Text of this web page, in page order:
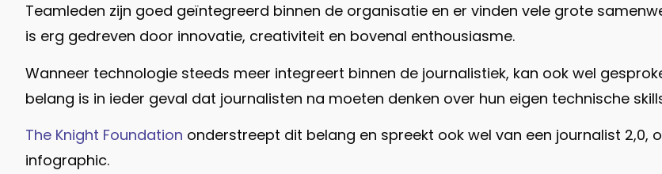
Teamleden zijn goed geïntegreerd binnen de organisatie en er vinden vele grote
is erg gedreven door innovatie, creativiteit en bovenal enthousiasme.
Wanneer technologie steeds meer integreert binnen de journalistiek, kan ook wel
belang is in ieder geval dat journalisten na moeten denken over hun eigen technische
The Knight Foundation onderstreept dit belang en spreekt ook wel van een journalist 2,0,
infographic.